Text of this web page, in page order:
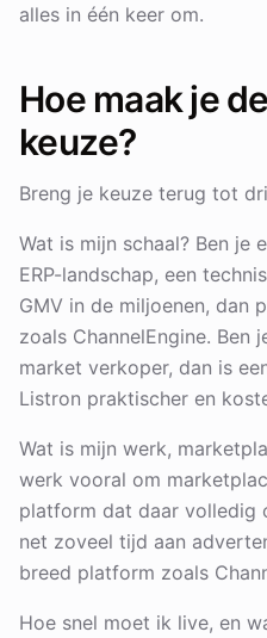
alles in één keer om.
Hoe maak je
keuze?
Breng je keuze terug tot
Wat is mijn schaal? Ben je
ERP-landschap, een
GMV in de miljoenen, dan
zoals ChannelEngine. Ben
market verkoper, dan is
Listron praktischer en
Wat is mijn werk,
werk vooral om
platform dat daar volledig
net zoveel tijd aan
breed platform zoals
Hoe snel moet ik live, en